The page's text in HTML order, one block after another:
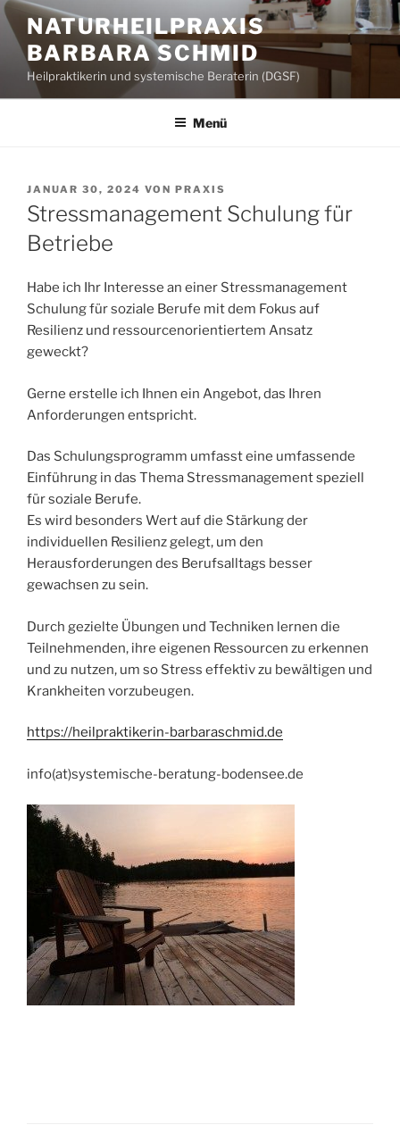
Zum
Inhalt
springen
NATURHEILPRAXIS
BARBARA SCHMID
Heilpraktikerin und systemische Beraterin (DGSF)
Menü
VERÖFFENTLICHT
AM
JANUAR 30, 2024 VON PRAXIS
Stressmanagement Schulung für
Betriebe
Habe ich Ihr Interesse an einer Stressmanagement
Schulung für soziale Berufe mit dem Fokus auf
Resilienz und ressourcenorientiertem Ansatz
geweckt?
Gerne erstelle ich Ihnen ein Angebot, das Ihren
Anforderungen entspricht.
Das Schulungsprogramm umfasst eine umfassende
Einführung in das Thema Stressmanagement speziell
für soziale Berufe.
Es wird besonders Wert auf die Stärkung der
individuellen Resilienz gelegt, um den
Herausforderungen des Berufsalltags besser
gewachsen zu sein.
Durch gezielte Übungen und Techniken lernen die
Teilnehmenden, ihre eigenen Ressourcen zu erkennen
und zu nutzen, um so Stress effektiv zu bewältigen und
Krankheiten vorzubeugen.
https://heilpraktikerin-barbaraschmid.de
info(at)systemische-beratung-bodensee.de